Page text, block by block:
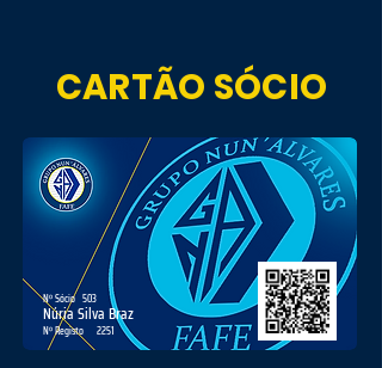
CARTÃO SÓCIO
503
Nº Sócio
Núria Silva Braz
2251
Nº Registo